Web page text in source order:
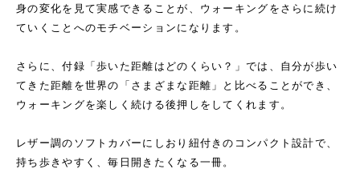
身の変化を見て実感できることが、ウォーキングをさらに続け
ていくことへのモチベーションになります。
さらに、付録「歩いた距離はどのくらい？」では、自分が歩い
てきた距離を世界の「さまざまな距離」と比べることができ、
ウォーキングを楽しく続ける後押しをしてくれます。
レザー調のソフトカバーにしおり紐付きのコンパクト設計で、
持ち歩きやすく、毎日開きたくなる一冊。